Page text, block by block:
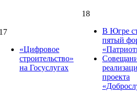
17
«Цифровое
строительство»
на Госуслугах
18
В Югре
пятый
проекта